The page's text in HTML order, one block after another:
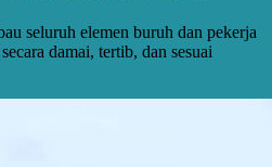
seluruh elemen buruh dan pekerja
damai, tertib, dan sesuai